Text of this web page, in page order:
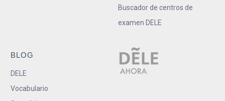
Buscador de centros de
examen DELE
BLOG
DELE
Vocabulario